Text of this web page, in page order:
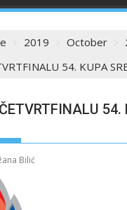
2019 October
54. KUPA
54.
Bilić